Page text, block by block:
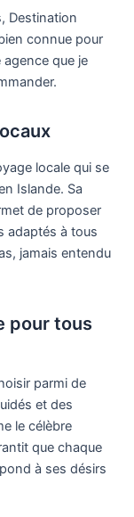
Destination
connue pour
agence que je
locale qui se
Islande. Sa
de proposer
adaptés à tous
jamais entendu
pour tous
parmi de
et des
le célèbre
que chaque
à ses désirs